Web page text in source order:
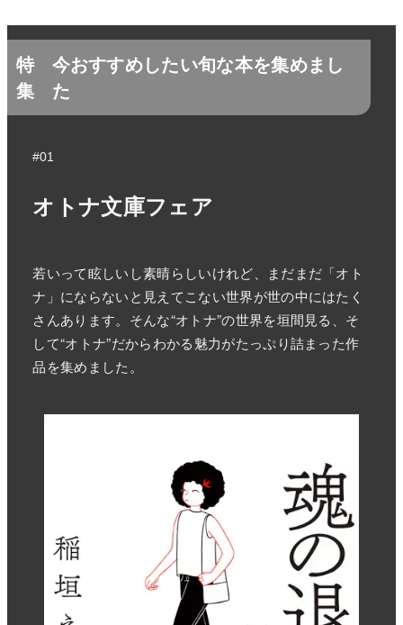
特
集
今おすすめしたい旬な本を集めまし
た
#01
オトナ文庫フェア
若いって眩しいし素晴らしいけれど、まだまだ「オト
ナ」にならないと見えてこない世界が世の中にはたく
さんあります。そんな“オトナ”の世界を垣間見る、そ
して“オトナ”だからわかる魅力がたっぷり詰まった作
品を集めました。